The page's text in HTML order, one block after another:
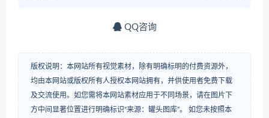
QQ咨询
版权说明：本网站所有视觉素材，除有明确标明的付费资源外，
均由本网站或版权所有人授权本网站拥有，并供使用者免费下载
及交流使用。如您需将本网站素材应用于不同场景，请在图片下
方中间显著位置进行明确标识“来源：罐头图库”。 如您未按照本